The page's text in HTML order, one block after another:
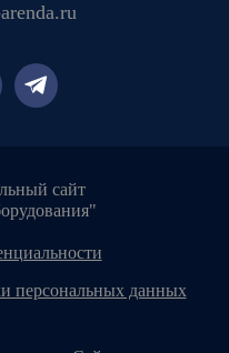
сайт
персональных данных